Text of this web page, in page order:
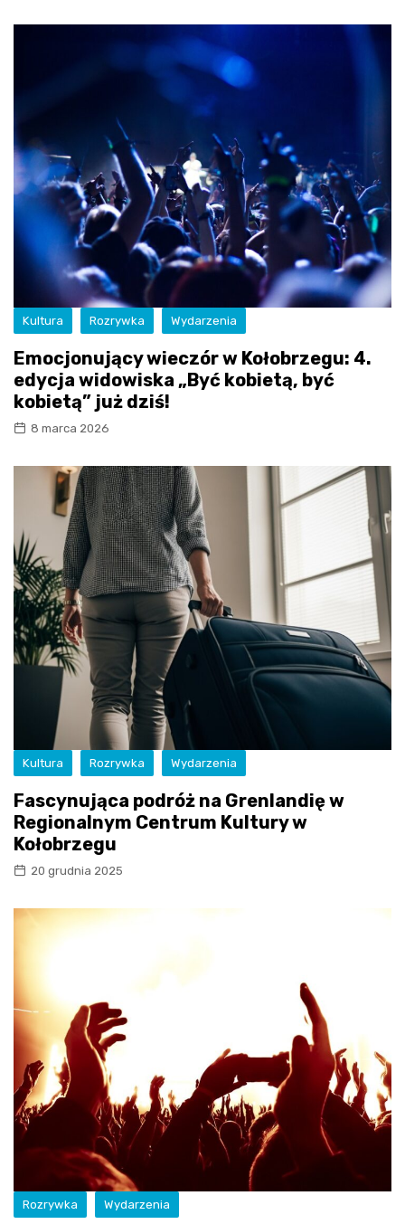
Kultura Rozrywka Wydarzenia
Emocjonujący wieczór w Kołobrzegu: 4.
edycja widowiska „Być kobietą, być
kobietą” już dziś!
8 marca 2026
Kultura Rozrywka Wydarzenia
Fascynująca podróż na Grenlandię w
Regionalnym Centrum Kultury w
Kołobrzegu
20 grudnia 2025
Rozrywka Wydarzenia